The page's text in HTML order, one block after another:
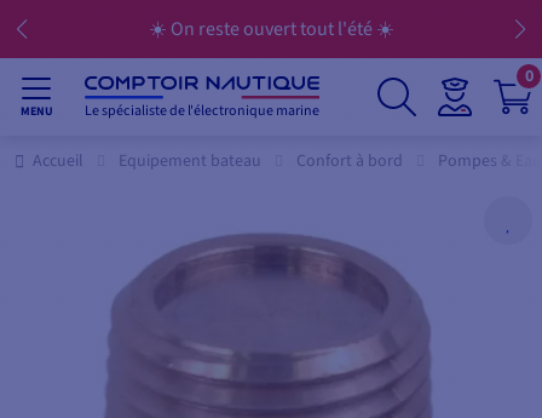
☀️ On reste ouvert tout l'été ☀️
MENU Le spécialiste de l'électronique marine
0
Accueil Equipement bateau Confort à bord Pompes &